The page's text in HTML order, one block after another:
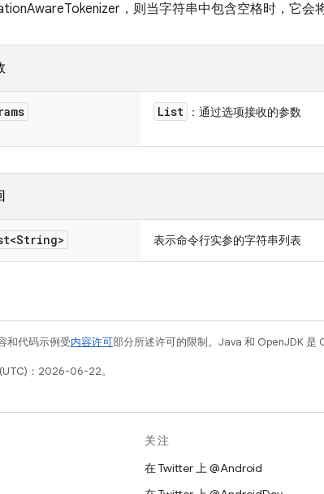
，则当字符串中包含空格时，它会
List ：通过选项接收的参数
表示命令行实参的字符串列表
和代码示例受内容许可部分所述许可的限制。Java 和 OpenJDK 是
：2026-06-22。
关注
在 Twitter 上 @Android